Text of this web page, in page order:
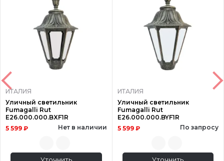
ИТАЛИЯ
Уличный светильник
Fumagalli Rut
E26.000.000.BXF1R
5 599 ₽
Нет в наличии
Уточнить
ИТАЛИЯ
Уличный светильник
Fumagalli Rut
E26.000.000.BYF1R
5 599 ₽
По запросу
Уточнить